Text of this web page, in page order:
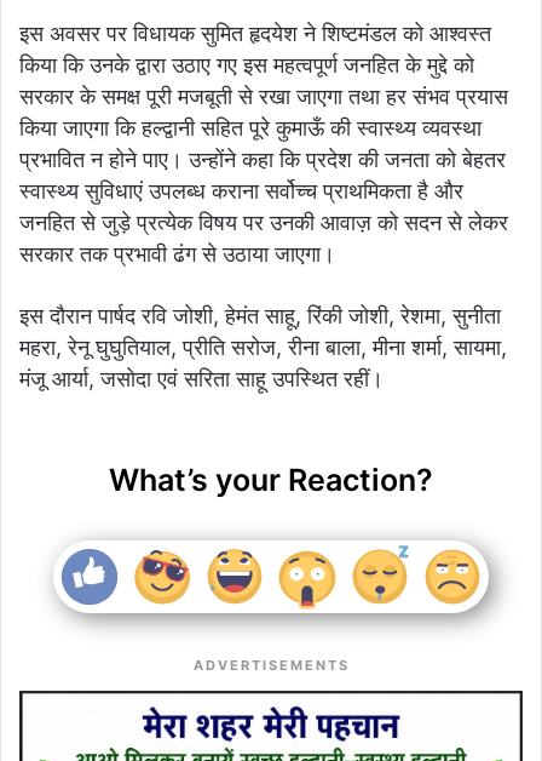
इस अवसर पर विधायक सुमित हृदयेश ने शिष्टमंडल को आश्वस्त
किया कि उनके द्वारा उठाए गए इस महत्वपूर्ण जनहित के मुद्दे को
सरकार के समक्ष पूरी मजबूती से रखा जाएगा तथा हर संभव प्रयास
किया जाएगा कि हल्द्वानी सहित पूरे कुमाऊँ की स्वास्थ्य व्यवस्था
प्रभावित न होने पाए। उन्होंने कहा कि प्रदेश की जनता को बेहतर
स्वास्थ्य सुविधाएं उपलब्ध कराना सर्वोच्च प्राथमिकता है और
जनहित से जुड़े प्रत्येक विषय पर उनकी आवाज़ को सदन से लेकर
सरकार तक प्रभावी ढंग से उठाया जाएगा।
इस दौरान पार्षद रवि जोशी, हेमंत साहू, रिंकी जोशी, रेशमा, सुनीता
महरा, रेनू घुघुतियाल, प्रीति सरोज, रीना बाला, मीना शर्मा, सायमा,
मंजू आर्या, जसोदा एवं सरिता साहू उपस्थित रहीं।
What’s your Reaction?
ADVERTISEMENTS